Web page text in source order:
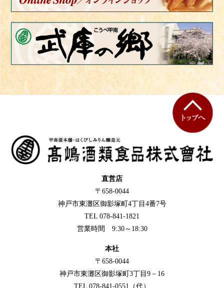
直営店
〒658-0044
神戸市東灘区御影塚町4丁目4番7号
TEL 078-841-1821
営業時間 9:30～18:30
本社
〒658-0044
神戸市東灘区御影塚町3丁目9－16
TEL 078-841-0551（代）